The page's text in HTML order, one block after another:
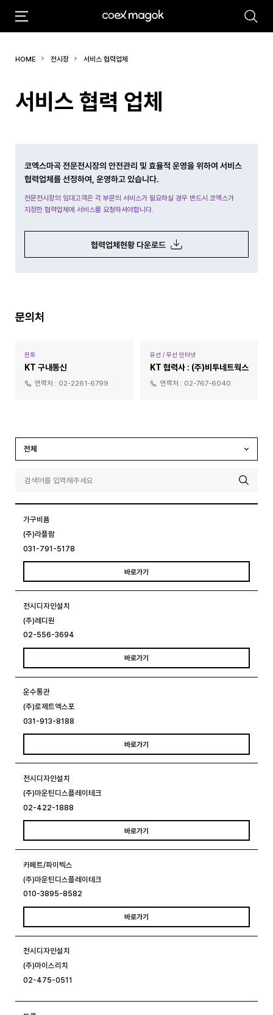
#마곡 #Coex Magok
HOME 전시장 서비스 협력업체
서비스 협력 업체
코엑스마곡 전문전시장의 안전관리 및 효율적 운영을 위하여 서비스
협력업체를 선정하여, 운영하고 있습니다.
전문전시장의 임대고객은 각 부문의 서비스가 필요하실 경우 반드시 코엑스가
지정한 협력업체에 서비스를 요청하셔야합니다.
협력업체현황 다운로드
문의처
전화
KT 구내통신
연락처 : 02-2261-6799
유선 / 무선 인터넷
KT 협력사 : (주)비투네트웍스
연락처 : 02-767-6040
전체
가구비품
(주)라플람
031-791-5178
바로가기
전시디자인설치
(주)레디원
02-556-3694
바로가기
운수통관
(주)로제트엑스포
031-913-8188
바로가기
전시디자인설치
(주)마운틴디스플레이테크
02-422-1888
바로가기
카페트/파이텍스
(주)마운틴디스플레이테크
010-3895-8582
바로가기
전시디자인설치
(주)마이스리치
02-475-0511